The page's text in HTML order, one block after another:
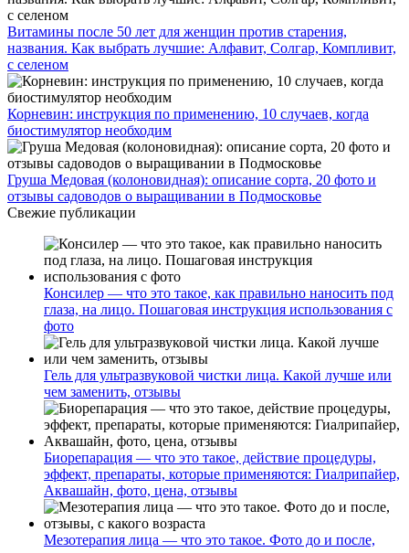
Витамины после 50 лет для женщин против старения,
названия. Как выбрать лучшие: Алфавит, Солгар, Компливит,
с селеном
Корневин: инструкция по применению, 10 случаев, когда
биостимулятор необходим
Груша Медовая (колоновидная): описание сорта, 20 фото и
отзывы садоводов о выращивании в Подмосковье
Свежие публикации
Консилер — что это такое, как правильно наносить под
глаза, на лицо. Пошаговая инструкция использования с
фото
Гель для ультразвуковой чистки лица. Какой лучше или
чем заменить, отзывы
Биорепарация — что это такое, действие процедуры,
эффект, препараты, которые применяются: Гиалрипайер,
Аквашайн, фото, цена, отзывы
Мезотерапия лица — что это такое. Фото до и после,